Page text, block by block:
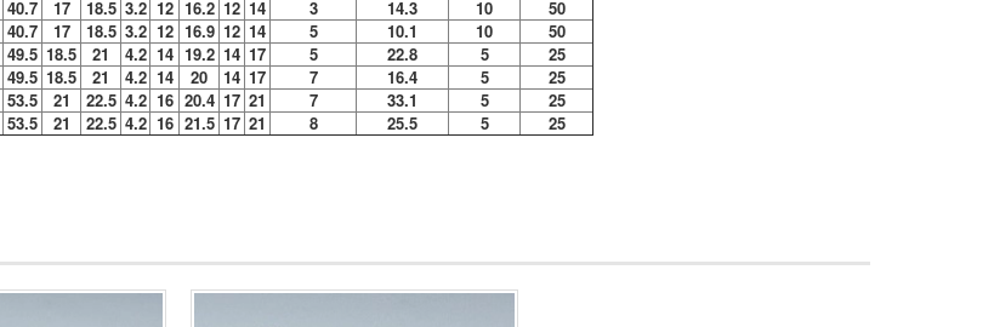
40.7 17 18.5 3.2 12 16.2 12 14 3 14.3 10
50
40.7 17 18.5 3.2 12 16.9 12 14 5 10.1 10
50
49.5 18.5 21 4.2 14 19.2 14 17 5 22.8 5
25
49.5 18.5 21 4.2 14 20 14 17 7 16.4 5
25
53.5 21 22.5 4.2 16 20.4 17 21 7 33.1 5
25
53.5 21 22.5 4.2 16 21.5 17 21 8 25.5 5
25